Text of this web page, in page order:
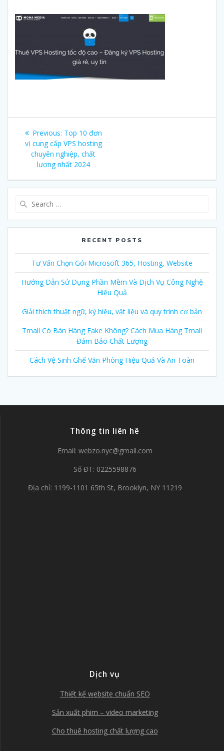
Post
navigation
Previous: Previous
post:
Top 10 đơn
vị cung cấp VPS hosting
chuyên nghiệp, chất
lượng nhất 2024
RECENT POSTS
Tư Vấn Chọn Gói Microsoft 365, Hosting, Website
Hướng Dẫn Sử Dụng Phần Mềm Và Dịch Vụ Công Nghệ
Hiệu Quả
Giải thích thuật ngữ, ký hiệu, vật liệu và quy trình cơ bản
Tmall Có Bán Hàng Fake Không? Cách Mua Hàng Tmall
Đảm Bảo Chất Lượng
Cách Vệ Sinh Ghế Văn Phòng Hiệu Quả Và An Toàn
Thông tin liên hê
Email: webzo.nyc@gmail.com
Số ĐT: 0225598876
Địa chỉ: 1199-1101 65th St, Brooklyn, NY 11219
Dịch vụ
Thiết kế website chuẩn SEO
Sản xuất phim – video marketing
Cho thuê hosting chất lượng cao